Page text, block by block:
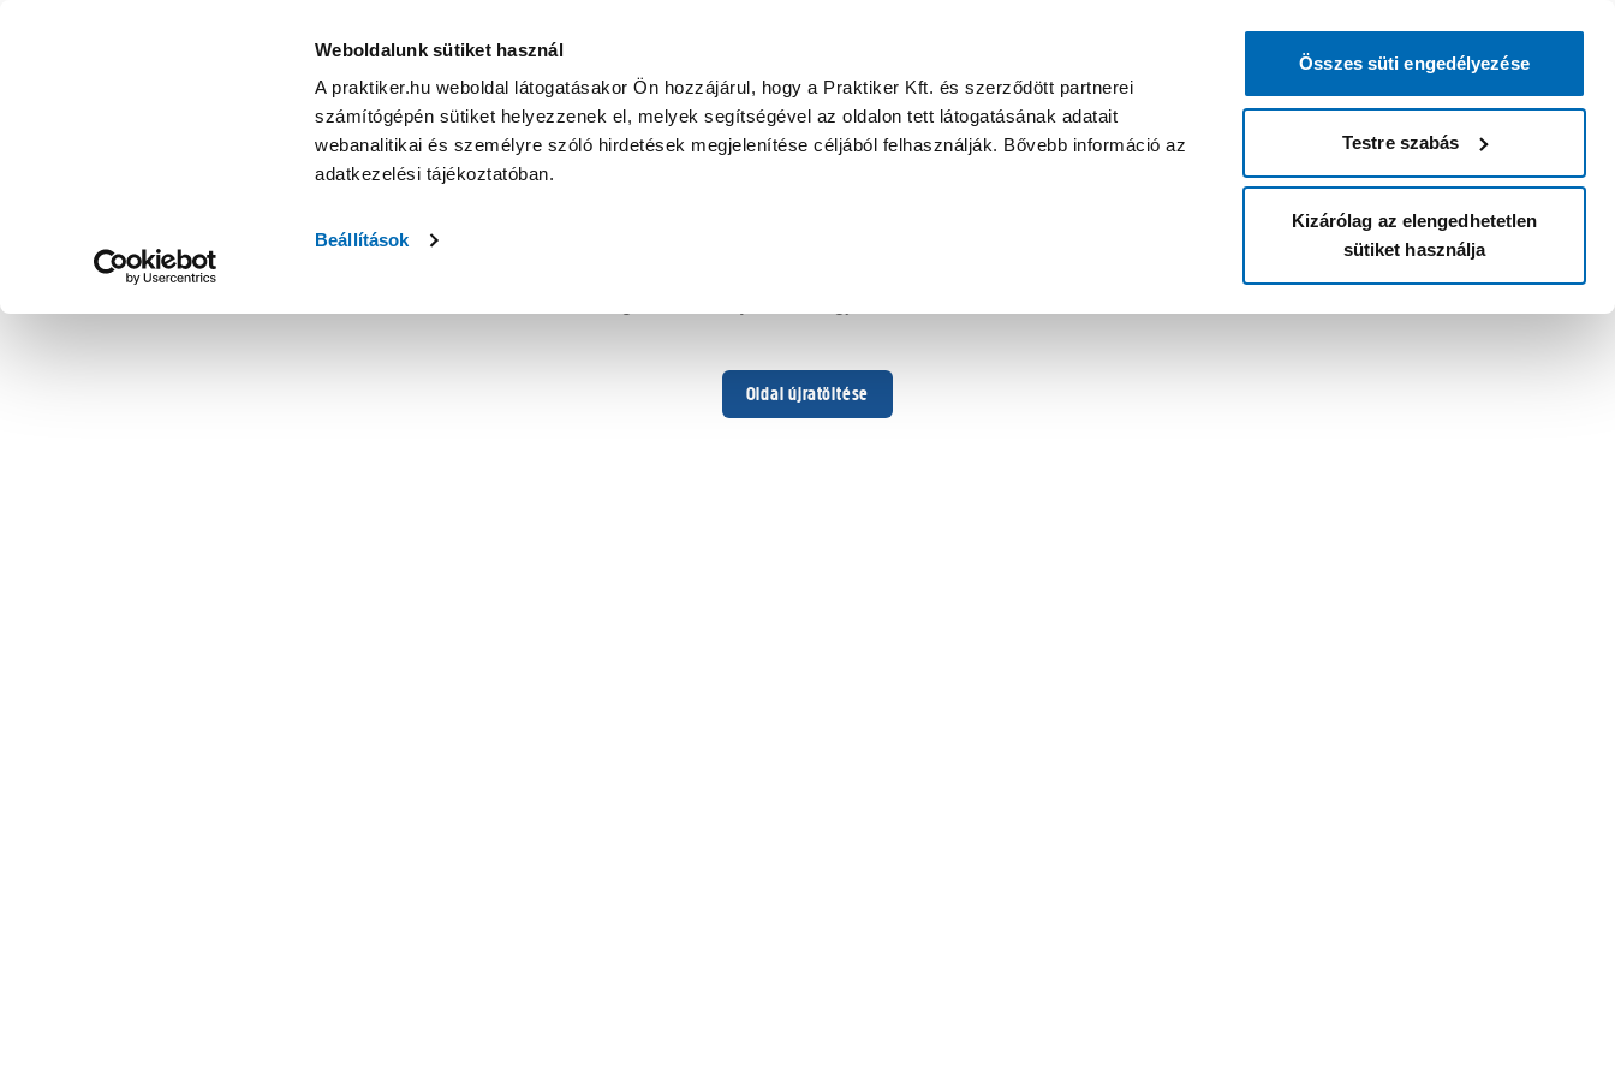
Weboldalunk sütiket használ
A praktiker.hu weboldal látogatásakor Ön hozzájárul, hogy a Praktiker Kft. és szerződött partnerei
számítógépén sütiket helyezzenek el, melyek segítségével az oldalon tett látogatásának adatait
webanalitikai és személyre szóló hirdetések megjelenítése céljából felhasználják. Bővebb információ az
adatkezelési tájékoztatóban.
Beállítások
Összes süti engedélyezése
Testre szabás
Kizárólag az elengedhetetlen
sütiket használja
Oldal újratöltése